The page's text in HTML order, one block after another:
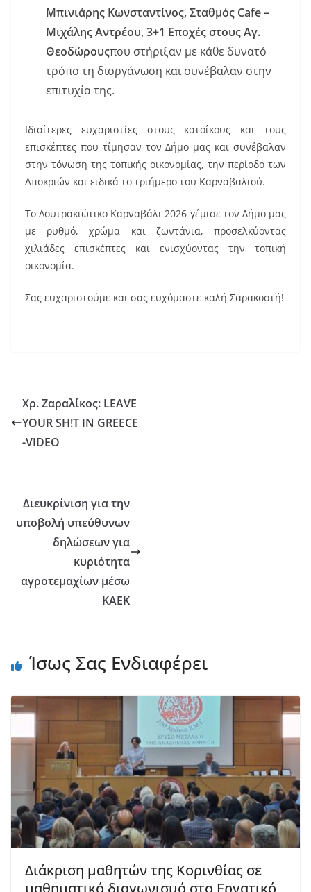
Μπινιάρης Κωνσταντίνος, Σταθμός Cafe–
Μιχάλης Αντρέου, 3+1 Εποχές στους Αγ.
Θεοδώρουςπου στήριξαν με κάθε δυνατό
τρόπο τη διοργάνωση και συνέβαλαν στην
επιτυχία της.
Ιδιαίτερες ευχαριστίες στους κατοίκους και τους
επισκέπτες που τίμησαν τον Δήμο μας και συνέβαλαν
στην τόνωση της τοπικής οικονομίας, την περίοδο των
Αποκριών και ειδικά το τριήμερο του Καρναβαλιού.
Το Λουτρακιώτικο Καρναβάλι 2026 γέμισε τον Δήμο μας
με ρυθμό, χρώμα και ζωντάνια, προσελκύοντας
χιλιάδες επισκέπτες και ενισχύοντας την τοπική
οικονομία.
Σας ευχαριστούμε και σας ευχόμαστε καλή Σαρακοστή!
Χρ. Ζαραλίκος: LEAVE
YOUR SH!T IN GREECE
-VIDEO
Διευκρίνιση για την
υποβολή υπεύθυνων
δηλώσεων για
κυριότητα
αγροτεμαχίων μέσω
ΚΑΕΚ
Ίσως Σας Ενδιαφέρει
Διάκριση μαθητών της Κορινθίας σε
μαθηματικό διαγωνισμό στο Εργατικό